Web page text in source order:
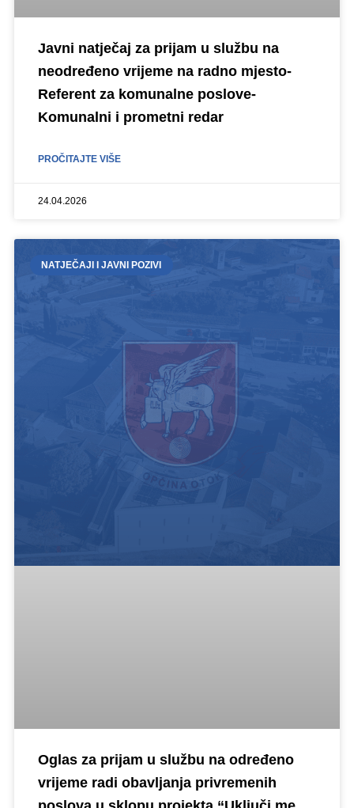
Javni natječaj za prijam u službu na
neodređeno vrijeme na radno mjesto-
Referent za komunalne poslove-
Komunalni i prometni redar
PROČITAJTE VIŠE
24.04.2026
NATJEČAJI I JAVNI POZIVI
Oglas za prijam u službu na određeno
vrijeme radi obavljanja privremenih